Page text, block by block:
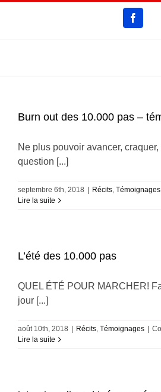
Burn out des 10.000 pas –
Ne plus pouvoir avancer,
question [...]
septembre 6th, 2018 Récits, Témoignages
Lire la suite
L’été des 10.000 pas
QUEL ÉTÉ POUR MARCHER!
jour [...]
août 10th, 2018 Récits, Témoignages
Lire la suite